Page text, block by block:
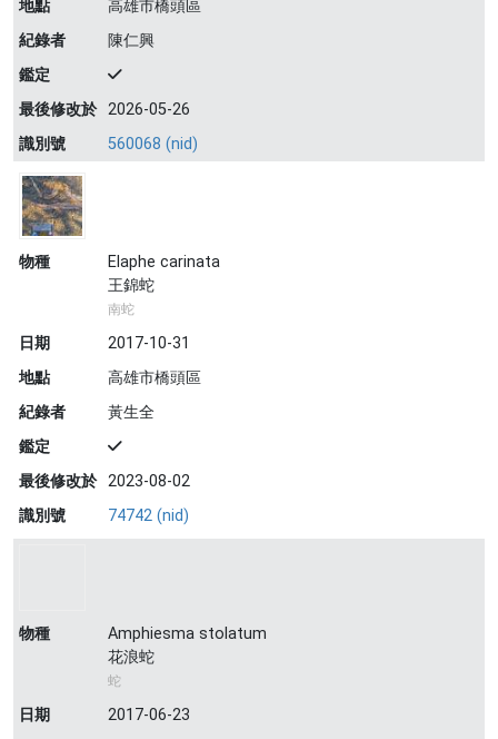
地點
高雄市橋頭區
紀錄者
陳仁興
鑑定
最後修改於 2026-05-26
識別號
560068 (nid)
物種
Elaphe carinata
王錦蛇
南蛇
日期
2017-10-31
地點
高雄市橋頭區
紀錄者
黃生全
鑑定
最後修改於 2023-08-02
識別號
74742 (nid)
物種
Amphiesma stolatum
花浪蛇
蛇
日期
2017-06-23